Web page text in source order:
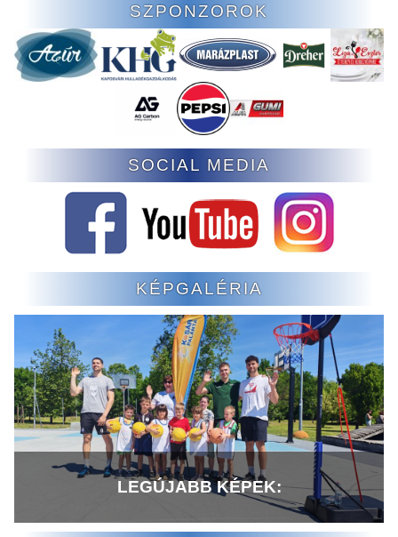
SZPONZOROK
SOCIAL MEDIA
KÉPGALÉRIA
LEGÚJABB KÉPEK: